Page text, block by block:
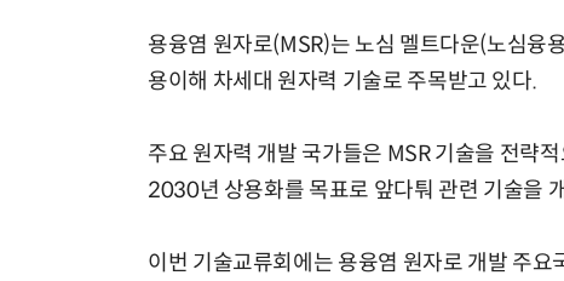
용융염 원자로(MSR)는 노심 멜트다운(노심융
용이해 차세대 원자력 기술로 주목받고 있다.
주요 원자력 개발 국가들은 MSR 기술을 전략
2030년 상용화를 목표로 앞다퉈 관련 기술을
이번 기술교류회에는 용융염 원자로 개발 주